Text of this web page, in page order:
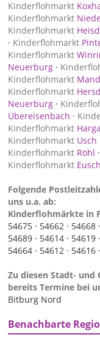
Kinderflohmarkt
Kinderflohmarkt
Kinderflohmarkt
· Kinderflohmarkt
Kinderflohmarkt
Neuerburg ·
Kinderflohmarkt
Kinderflohmarkt
Neuerburg ·
Übereisenbach ·
Kinderflohmarkt
Kinderflohmarkt Usch
Kinderflohmarkt Röhl ·
Kinderflohmarkt
Folgende
uns u.a. ab:
Kinderflohmärkte in
54675 · 54662 · 54668 ·
54689 · 54614 · 54619 ·
54664 · 54612 · 54616 ·
Zu diesen Stadt-
bereits Termine bei
Bitburg Nord
Benachbarte